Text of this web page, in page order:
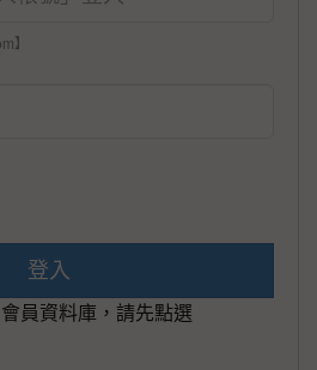
】
登入
員資料庫，請先點選